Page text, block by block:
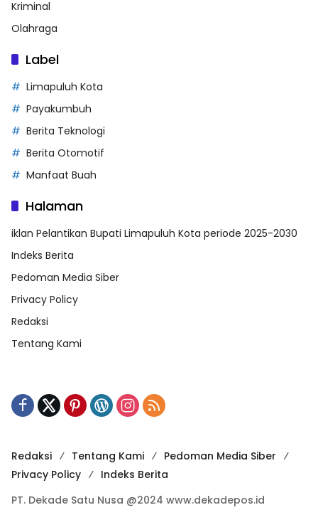
Kriminal
Olahraga
Label
Limapuluh Kota
Payakumbuh
Berita Teknologi
Berita Otomotif
Manfaat Buah
Halaman
iklan Pelantikan Bupati Limapuluh Kota periode 2025-2030
Indeks Berita
Pedoman Media Siber
Privacy Policy
Redaksi
Tentang Kami
Redaksi Tentang Kami
Pedoman Media Siber
Privacy Policy
Indeks Berita
PT. Dekade Satu Nusa @2024 www.dekadepos.id